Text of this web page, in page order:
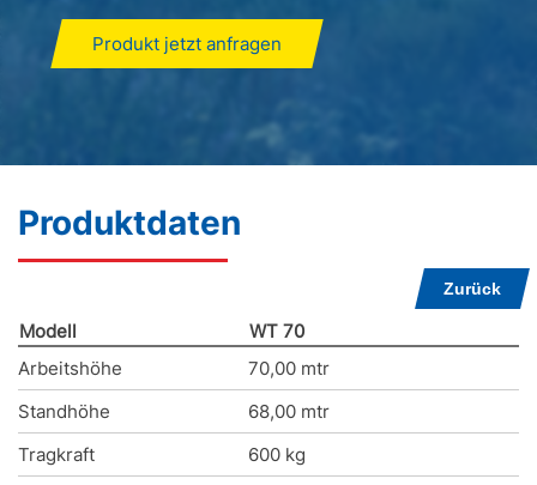
Produkt jetzt anfragen
Produktdaten
Zurück
Modell
WT 70
Arbeitshöhe
70,00 mtr
Standhöhe
68,00 mtr
Tragkraft
600 kg